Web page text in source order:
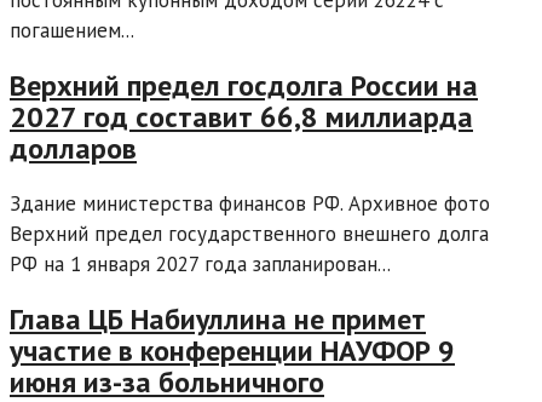
погашением...
Верхний предел госдолга России на
2027 год составит 66,8 миллиарда
долларов
Здание министерства финансов РФ. Архивное фото
Верхний предел государственного внешнего долга
РФ на 1 января 2027 года запланирован...
Глава ЦБ Набиуллина не примет
участие в конференции НАУФОР 9
июня из-за больничного